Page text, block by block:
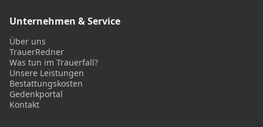
Unternehmen & Service
Über uns
TrauerRedner
Was tun im Trauerfall?
Unsere Leistungen
Bestattungskosten
Gedenkportal
Kontakt